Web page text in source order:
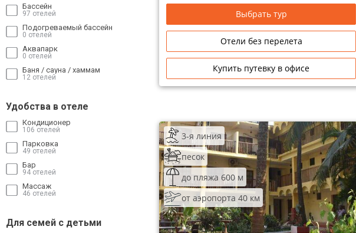
Бассейн
97 отелей
Подогреваемый бассейн
0 отелей
Аквапарк
0 отелей
Баня / сауна / хаммам
12 отелей
Удобства в отеле
Кондиционер
106 отелей
Парковка
49 отелей
Бар
94 отелей
Массаж
46 отелей
Для семей с детьми
интернациональной кухни. Также неподалеку
от отеля находятся Тибетский и Фруктовый
рынки.
Выбрать тур
Отели без перелета
Купить путевку в офисе
3-я линия
песок
до пляжа 600 м
от аэропорта 40 км